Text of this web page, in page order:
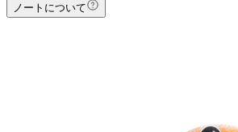
ノートについて